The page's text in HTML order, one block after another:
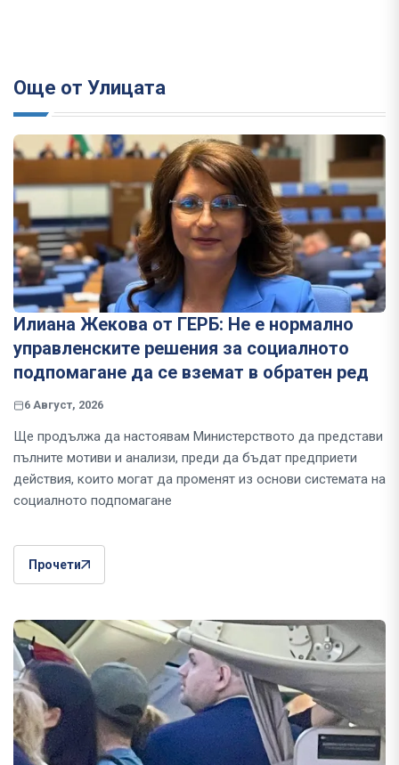
Още от Улицата
Илиана Жекова от ГЕРБ: Не е нормално
управленските решения за социалното
подпомагане да се вземат в обратен ред
6 Август, 2026
Ще продължа да настоявам Министерството да представи
пълните мотиви и анализи, преди да бъдат предприети
действия, които могат да променят из основи системата на
социалното подпомагане
Прочети